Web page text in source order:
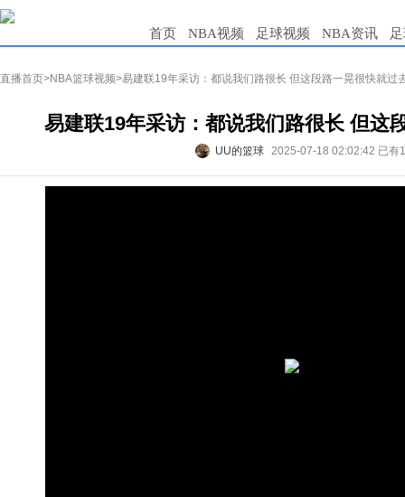
首页 NBA视频 足球视频 NBA资讯
直播首页>NBA篮球视频>易建联19年采访：都说我们路很长 但这段路一晃很快就过
易建联19年采访：都说我们路很长 但这
UU的篮球 2025-07-18 02:02:42 已有